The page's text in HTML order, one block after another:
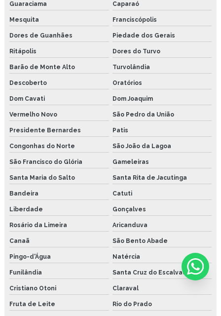
Guaraciama Caparaó
Mesquita Franciscópolis
Dores de Guanhães Piedade dos Gerais
Ritápolis Dores do Turvo
Barão de Monte Alto Turvolândia
Descoberto Oratórios
Dom Cavati Dom Joaquim
Vermelho Novo São Pedro da União
Presidente Bernardes Patis
Congonhas do Norte São João da Lagoa
São Francisco do Glória Gameleiras
Santa Maria do Salto Santa Rita de Jacutinga
Bandeira Catuti
Liberdade Gonçalves
Rosário da Limeira Aricanduva
Canaã São Bento Abade
Pingo-d'Água Natércia
Funilândia Santa Cruz do Escalvado
Cristiano Otoni Claraval
Fruta de Leite Rio do Prado